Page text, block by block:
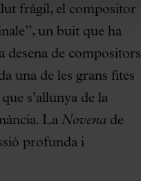
fràgil, el compositor
un buit que ha
desena de compositors
una de les grans fites
s’allunya de la
La Novena de
profunda i